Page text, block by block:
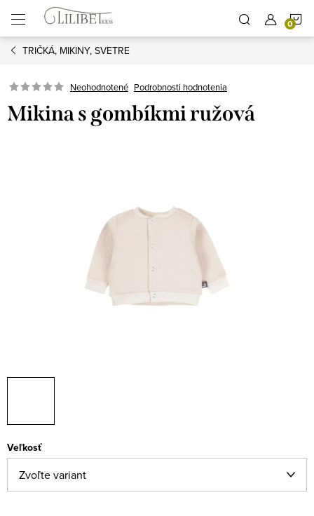
obsah
TRIČKÁ, MIKINY, SVETRE
Neohodnotené Podrobnosti hodnotenia
Mikina s gombíkmi ružová
Veľkosť